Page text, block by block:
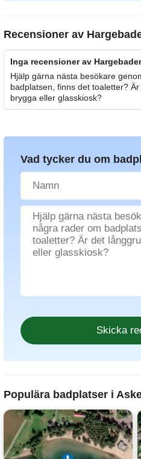
Recensioner av
Inga recensioner av
Hjälp gärna nästa besökare
badplatsen, finns det toaletter?
brygga eller glasskiosk?
Vad tycker du om
Populära badplatser i